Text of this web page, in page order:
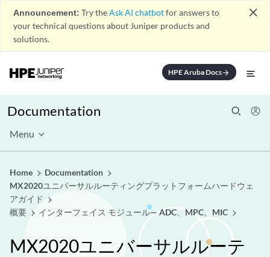
Announcement: Try theAsk AI chatbotfor answers to
your technical questions about Juniper products and
solutions.
close
HPE Aruba Docsarrow_forward
Documentation
Menu
Home
Documentation
MX2020ユニバーサルルーティングプラットフォームハードウェ
アガイド
概要
インターフェイス モジュール— ADC、MPC、MIC
MX2020ユニバーサルルーテ